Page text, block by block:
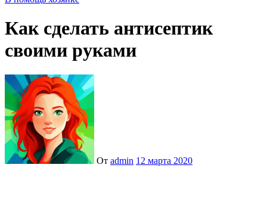
Как сделать антисептик
своими руками
От admin 12 марта 2020